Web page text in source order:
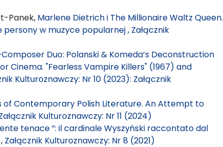
Panek, Marlene Dietrich i The Millionaire Waltz Queen.
w muzyce popularnej, Załącznik
Duo: Polanski & Komeda’s Deconstruction
Cinema. "Fearless Vampire Killers" (1967) and
Kulturoznawczy: Nr 10 (2023): Załącznik
of Contemporary Polish Literature. An Attempt to
Kulturoznawczy: Nr 11 (2024)
tenace ”: il cardinale Wyszyński raccontato dal
, Załącznik Kulturoznawczy: Nr 8 (2021)